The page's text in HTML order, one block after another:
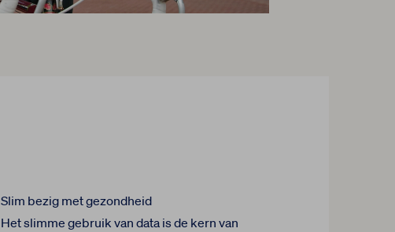
Slim bezig met gezondheid
Het slimme gebruik van data is de kern van